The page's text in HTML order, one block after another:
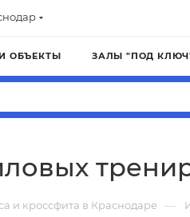
ОБЪЕКТЫ ЗАЛЫ "ПОД
и кроссфита в Краснодаре —